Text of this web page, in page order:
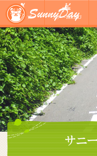
ショップ ツアーMENU